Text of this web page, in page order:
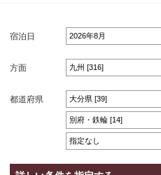
宿泊日
方面
都道府県